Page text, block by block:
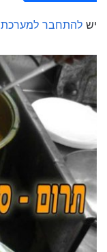
יש להתחבר למערכת